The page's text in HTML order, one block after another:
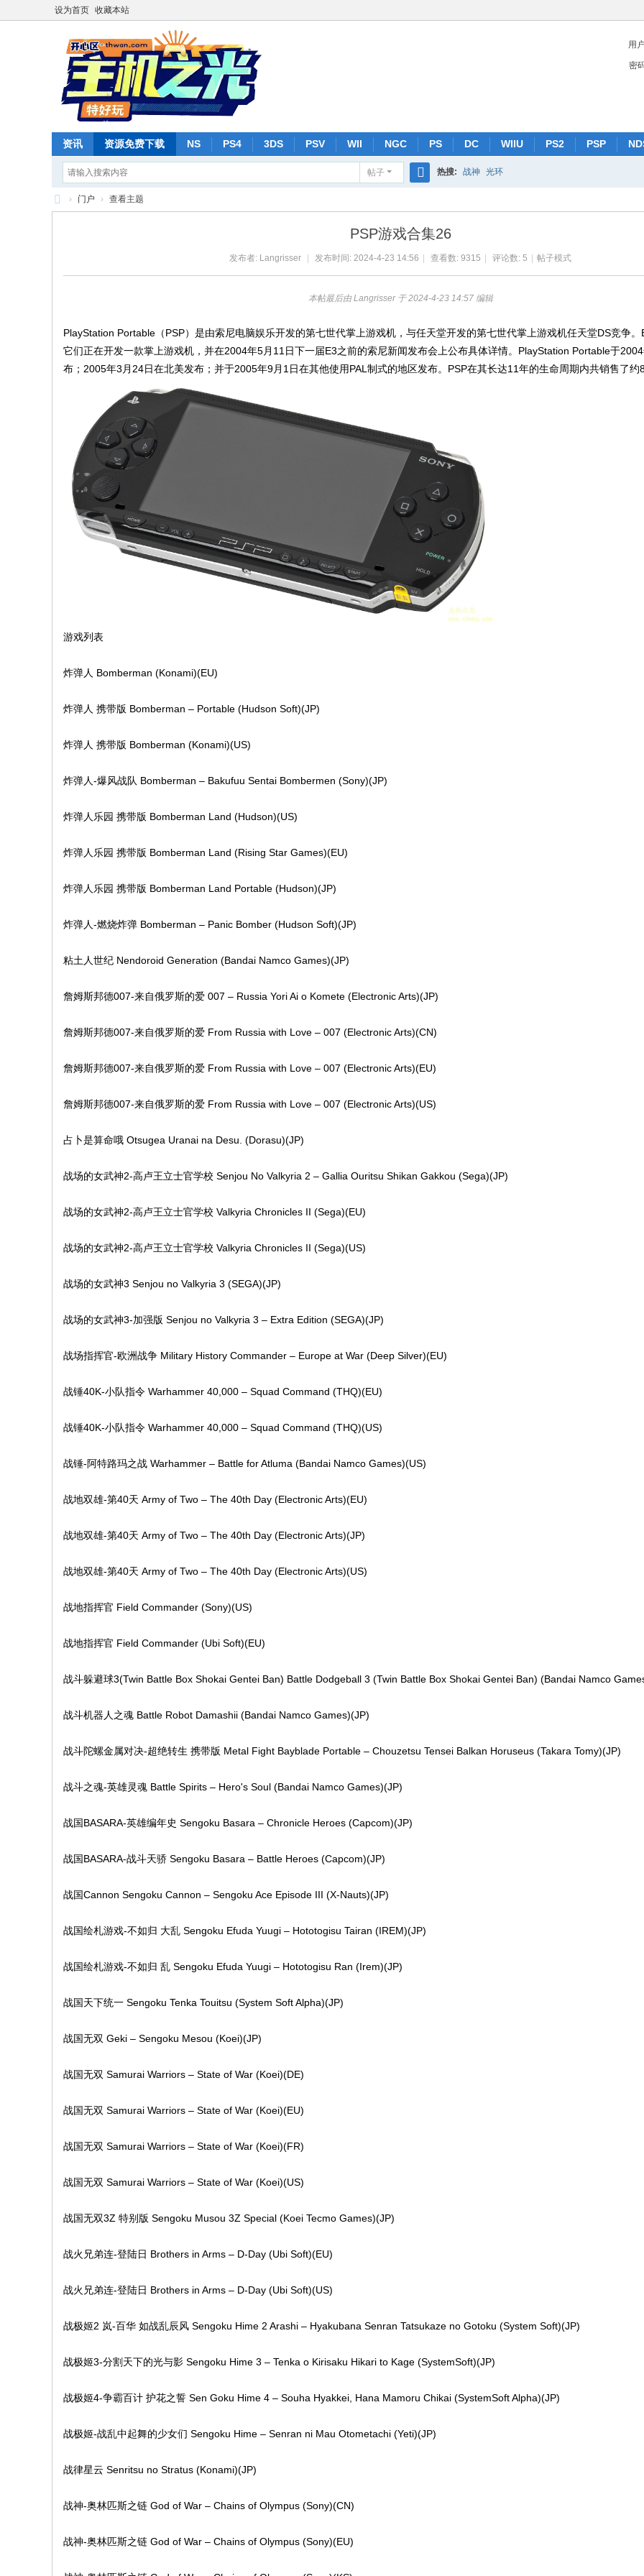
设为首页 收藏本站
用
密
资讯 资源免费下载 NS PS4 3DS PSV WII NGC PS DC WIIU PS2 PSP
帖子
索
热搜: 战神 光环
› 门户 › 查看主题
PSP游戏合集26
发布者: Langrisser 发布时间: 2024-4-23 14:56 查看数: 9315 评论数: 5 帖子模式
本帖最后由 Langrisser 于 2024-4-23 14:57 编辑
PlayStation Portable（PSP）是由索尼电脑娱乐开发的第七世代掌上游戏机，与任天堂开发的第七世代掌上游戏机任天堂DS竞争
它们正在开发一款掌上游戏机，并在2004年5月11日下一届E3之前的索尼新闻发布会上公布具体详情。PlayStation Portable于
布；2005年3月24日在北美发布；并于2005年9月1日在其他使用PAL制式的地区发布。PSP在其长达11年的生命周期内共销售了约
游戏列表
炸弹人 Bomberman (Konami)(EU)
炸弹人 携带版 Bomberman – Portable (Hudson Soft)(JP)
炸弹人 携带版 Bomberman (Konami)(US)
炸弹人-爆风战队 Bomberman – Bakufuu Sentai Bombermen (Sony)(JP)
炸弹人乐园 携带版 Bomberman Land (Hudson)(US)
炸弹人乐园 携带版 Bomberman Land (Rising Star Games)(EU)
炸弹人乐园 携带版 Bomberman Land Portable (Hudson)(JP)
炸弹人-燃烧炸弹 Bomberman – Panic Bomber (Hudson Soft)(JP)
粘土人世纪 Nendoroid Generation (Bandai Namco Games)(JP)
詹姆斯邦德007-来自俄罗斯的爱 007 – Russia Yori Ai o Komete (Electronic Arts)(JP)
詹姆斯邦德007-来自俄罗斯的爱 From Russia with Love – 007 (Electronic Arts)(CN)
詹姆斯邦德007-来自俄罗斯的爱 From Russia with Love – 007 (Electronic Arts)(EU)
詹姆斯邦德007-来自俄罗斯的爱 From Russia with Love – 007 (Electronic Arts)(US)
占卜是算命哦 Otsugea Uranai na Desu. (Dorasu)(JP)
战场的女武神2-高卢王立士官学校 Senjou No Valkyria 2 – Gallia Ouritsu Shikan Gakkou (Sega)(JP)
战场的女武神2-高卢王立士官学校 Valkyria Chronicles II (Sega)(EU)
战场的女武神2-高卢王立士官学校 Valkyria Chronicles II (Sega)(US)
战场的女武神3 Senjou no Valkyria 3 (SEGA)(JP)
战场的女武神3-加强版 Senjou no Valkyria 3 – Extra Edition (SEGA)(JP)
战场指挥官-欧洲战争 Military History Commander – Europe at War (Deep Silver)(EU)
战锤40K-小队指令 Warhammer 40,000 – Squad Command (THQ)(EU)
战锤40K-小队指令 Warhammer 40,000 – Squad Command (THQ)(US)
战锤-阿特路玛之战 Warhammer – Battle for Atluma (Bandai Namco Games)(US)
战地双雄-第40天 Army of Two – The 40th Day (Electronic Arts)(EU)
战地双雄-第40天 Army of Two – The 40th Day (Electronic Arts)(JP)
战地双雄-第40天 Army of Two – The 40th Day (Electronic Arts)(US)
战地指挥官 Field Commander (Sony)(US)
战地指挥官 Field Commander (Ubi Soft)(EU)
战斗躲避球3(Twin Battle Box Shokai Gentei Ban) Battle Dodgeball 3 (Twin Battle Box Shokai Gentei Ban) (Bandai Namco
战斗机器人之魂 Battle Robot Damashii (Bandai Namco Games)(JP)
战斗陀螺金属对决-超绝转生 携带版 Metal Fight Bayblade Portable – Chouzetsu Tensei Balkan Horuseus (Takara Tomy)(JP)
战斗之魂-英雄灵魂 Battle Spirits – Hero's Soul (Bandai Namco Games)(JP)
战国BASARA-英雄编年史 Sengoku Basara – Chronicle Heroes (Capcom)(JP)
战国BASARA-战斗天骄 Sengoku Basara – Battle Heroes (Capcom)(JP)
战国Cannon Sengoku Cannon – Sengoku Ace Episode III (X-Nauts)(JP)
战国绘札游戏-不如归 大乱 Sengoku Efuda Yuugi – Hototogisu Tairan (IREM)(JP)
战国绘札游戏-不如归 乱 Sengoku Efuda Yuugi – Hototogisu Ran (Irem)(JP)
战国天下统一 Sengoku Tenka Touitsu (System Soft Alpha)(JP)
战国无双 Geki – Sengoku Mesou (Koei)(JP)
战国无双 Samurai Warriors – State of War (Koei)(DE)
战国无双 Samurai Warriors – State of War (Koei)(EU)
战国无双 Samurai Warriors – State of War (Koei)(FR)
战国无双 Samurai Warriors – State of War (Koei)(US)
战国无双3Z 特别版 Sengoku Musou 3Z Special (Koei Tecmo Games)(JP)
战火兄弟连-登陆日 Brothers in Arms – D-Day (Ubi Soft)(EU)
战火兄弟连-登陆日 Brothers in Arms – D-Day (Ubi Soft)(US)
战极姬2 岚-百华 如战乱辰风 Sengoku Hime 2 Arashi – Hyakubana Senran Tatsukaze no Gotoku (System Soft)(JP)
战极姬3-分割天下的光与影 Sengoku Hime 3 – Tenka o Kirisaku Hikari to Kage (SystemSoft)(JP)
战极姬4-争霸百计 护花之誓 Sen Goku Hime 4 – Souha Hyakkei, Hana Mamoru Chikai (SystemSoft Alpha)(JP)
战极姬-战乱中起舞的少女们 Sengoku Hime – Senran ni Mau Otometachi (Yeti)(JP)
战律星云 Senritsu no Stratus (Konami)(JP)
战神-奥林匹斯之链 God of War – Chains of Olympus (Sony)(CN)
战神-奥林匹斯之链 God of War – Chains of Olympus (Sony)(EU)